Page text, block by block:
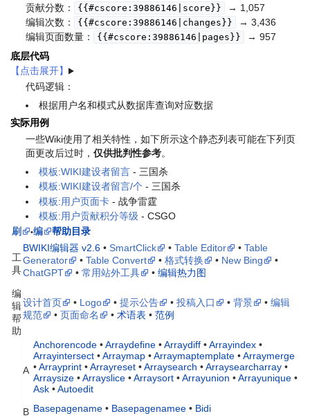
贡献分数：
{{#cscore:39886146|score}}
→ 1,057
编辑次数：
{{#cscore:39886146|changes}}
→ 3,436
编辑页面数量：
{{#cscore:39886146|pages}}
→ 957
底层代码
代码逻辑：
根据用户名和模式从数据库查询对应数据
实际用例
一些Wiki使用了相关特性，如下所示这个静态列表可能在下列页
面更改后过时 ，仅供批判性参考。
模板:WIKI建设者留言 - 三国杀
模板:WIKI建设者留言/个 - 三国杀
模板:用户页面卡 - 战争雷霆
模板:用户贡献积分等级 - CSGO
刷
•编 帮助目录
工
具
BWIKI编辑器 v2.6 • SmartClick • Table Editor • Table
Generator
• Table Convert • 格式转换 • New Bing
•
ChatGPT
• 常用站外工具 • 编辑热力图
编
辑
帮
助
设计首页 • Logo • 提示公告 • 投稿入口 • 背景 • 编辑
规范
• 页面命名 • 术语表 • 范例
A
Anchorencode •Arraydefine •Arraydiff •Arrayindex •
Arrayintersect •Arraymap •Arraymaptemplate •Arraymerge
•Arrayprint •Arrayreset •Arraysearch •Arraysearcharray •
Arraysize •Arrayslice •Arraysort •Arrayunion •Arrayunique •
Ask •Autoedit
B Basepagename • Basepagenamee • Bidi